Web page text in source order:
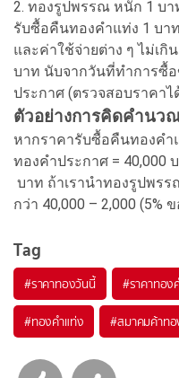
2. ทองรูปพรรณ หนัก 1 บา
รับซื้อคืนทองคำแท่ง 1 บา
และค่าใช้จ่ายต่าง ๆ ไม่เ
บาท นับจากวันที่ทำการซื้
ประกาศ (ตรวจสอบราคาไ
ตัวอย่างการคิดคำนว
หากราคารับซื้อคืนทองค
ทองคำประกาศ = 40,000
บาท ถ้าเรานำทองรูปพรร
กว่า 40,000 – 2,000 (5%
Tag
#ราคาทองวันนี้ #ราคาทอง
#ทองคำแท่ง #สมาคมค้าท